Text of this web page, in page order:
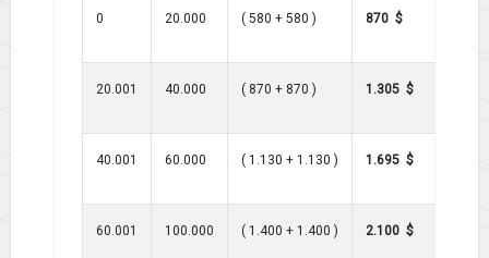
0 20.000 ( 580 + 580 ) 870 $
20.001 40.000 ( 870 + 870 ) 1.305 $
40.001 60.000 ( 1.130 + 1.130 ) 1.695 $
60.001 100.000 ( 1.400 + 1.400 ) 2.100 $